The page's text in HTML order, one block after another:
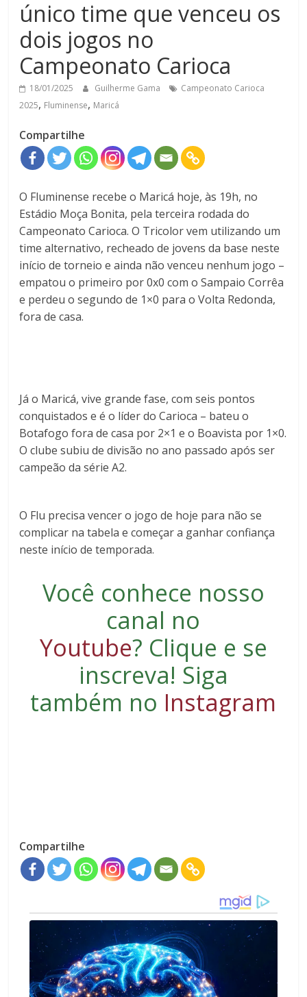
único time que venceu os
dois jogos no
Campeonato Carioca
18/01/2025 Guilherme Gama
Campeonato Carioca
2025, Fluminense, Maricá
Compartilhe
O Fluminense recebe o Maricá hoje, às 19h, no
Estádio Moça Bonita, pela terceira rodada do
Campeonato Carioca. O Tricolor vem utilizando um
time alternativo, recheado de jovens da base neste
início de torneio e ainda não venceu nenhum jogo –
empatou o primeiro por 0x0 com o Sampaio Corrêa
e perdeu o segundo de 1×0 para o Volta Redonda,
fora de casa.
Já o Maricá, vive grande fase, com seis pontos
conquistados e é o líder do Carioca – bateu o
Botafogo fora de casa por 2×1 e o Boavista por 1×0.
O clube subiu de divisão no ano passado após ser
campeão da série A2.
O Flu precisa vencer o jogo de hoje para não se
complicar na tabela e começar a ganhar confiança
neste início de temporada.
Você conhece nosso
canal no
Youtube? Clique e se
inscreva! Siga
também no Instagram
Compartilhe